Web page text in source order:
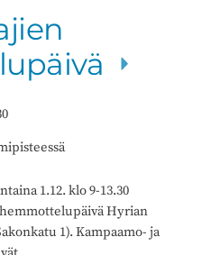
1.12. klo 9-13.30
Hyrian
1). Kampaamo- ja